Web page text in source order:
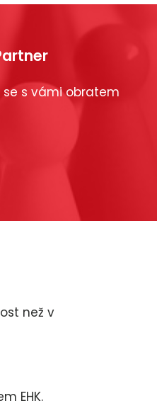
s vámi obratem
než v
EHK.